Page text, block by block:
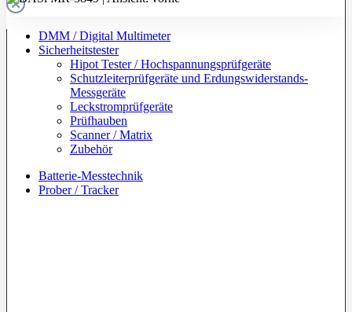
DMM / Digital Multimeter
Sicherheitstester
Hipot Tester / Hochspannungsprüfgeräte
Schutzleiterprüfgeräte und Erdungswiderstands-
Messgeräte
Leckstromprüfgeräte
Prüfhauben
Scanner / Matrix
Zubehör
Batterie-Messtechnik
Prober / Tracker